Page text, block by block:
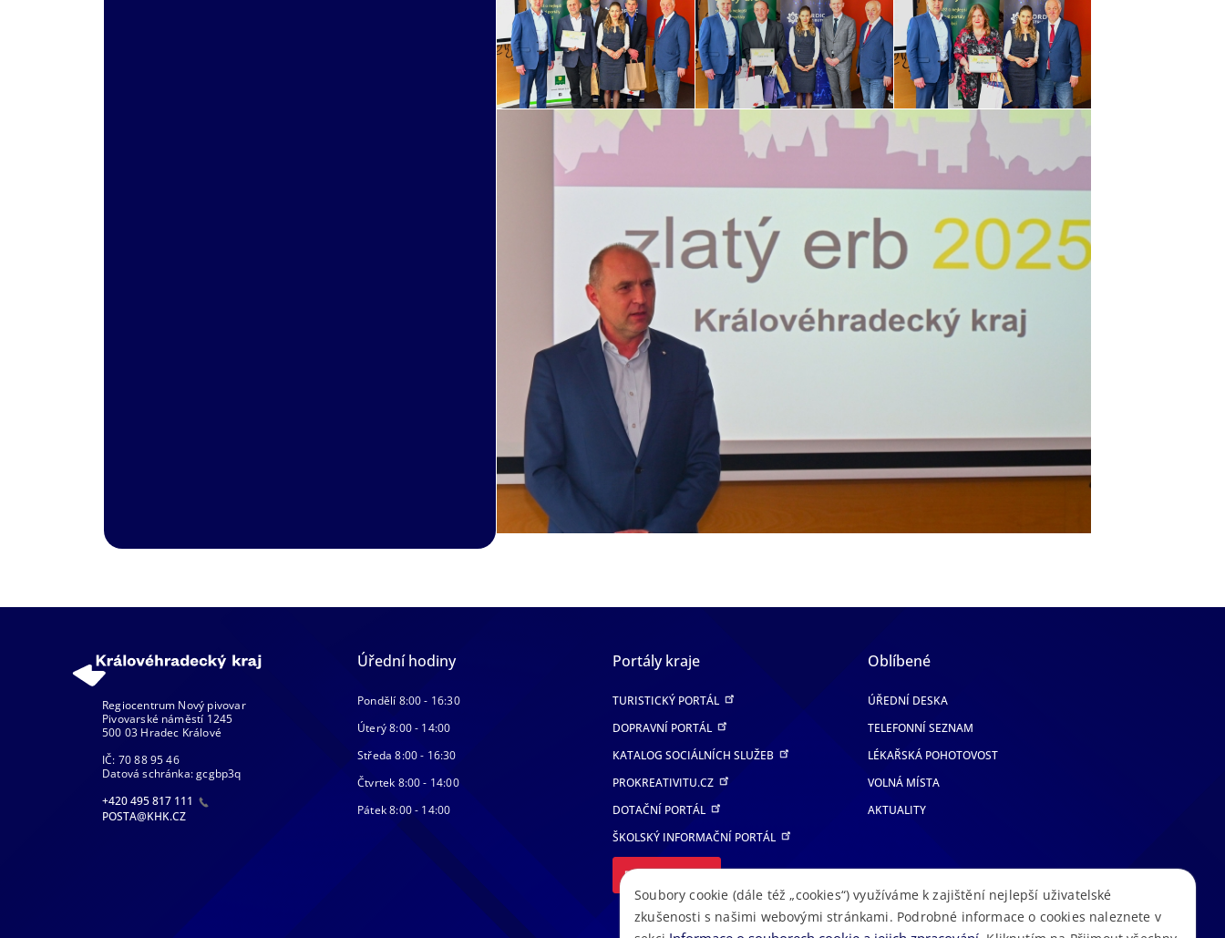
Regiocentrum Nový pivovar
Pivovarské náměstí 1245
500 03 Hradec Králové
IČ: 70 88 95 46
Datová schránka: gcgbp3q
+420 495 817 111
POSTA@KHK.CZ
Úřední hodiny
Pondělí 8:00 - 16:30
Úterý 8:00 - 14:00
Středa 8:00 - 16:30
Čtvrtek 8:00 - 14:00
Pátek 8:00 - 14:00
Portály kraje
TURISTICKÝ PORTÁL
DOPRAVNÍ PORTÁL
KATALOG SOCIÁLNÍCH SLUŽEB
PROKREATIVITU.CZ
DOTAČNÍ PORTÁL
ŠKOLSKÝ INFORMAČNÍ PORTÁL
DALŠÍ PORTÁLY
Oblíbené
ÚŘEDNÍ DESKA
TELEFONNÍ SEZNAM
LÉKAŘSKÁ POHOTOVOST
VOLNÁ MÍSTA
AKTUALITY
Soubory cookie (dále též „cookies“) využíváme k zajištění nejlepší uživatelské
zkušenosti s našimi webovými stránkami. Podrobné informace o cookies naleznete v